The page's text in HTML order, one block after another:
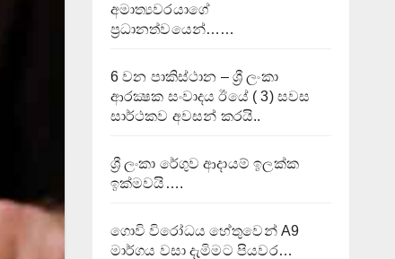
අමාත්‍යවරයාගේ
ප්‍රධානත්වයෙන්……
6 වන පාකිස්ථාන – ශ්‍රී ලංකා
ආරක්‍ෂක සංවාදය ඊයේ ( 3) සවස
සාර්ථකව අවසන් කරයි..
ශ්‍රී ලංකා රේගුව ආදායම් ඉලක්ක
ඉක්මවයි….
ගොවි විරෝධය හේතුවෙන් A9
මාර්ගය වසා දැමිමට පියවර…